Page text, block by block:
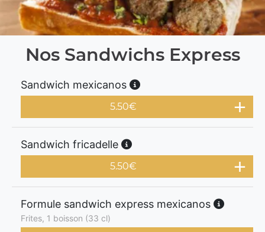
Nos Sandwichs Express
Sandwich mexicanos
5.50€
Sandwich fricadelle
5.50€
Formule sandwich express mexicanos
Frites, 1 boisson (33 cl)